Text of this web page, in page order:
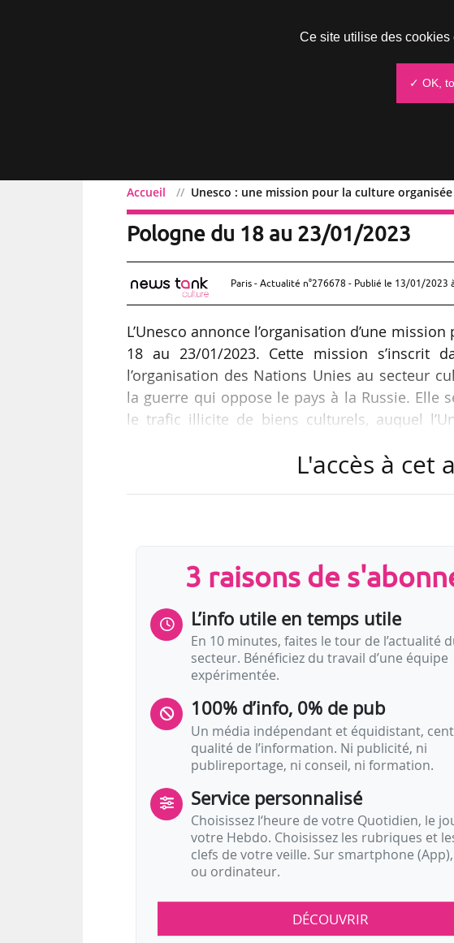
Accueil Unesco : une mission pour la culture
Unesco : une mission pour la
Pologne du 18 au 23/01/2023
Paris - Actualité n°276678 - Publié le 13/01/2023
L’Unesco annonce l’organisation d’une
18 au 23/01/2023. Cette mission s’inscrit
l’organisation des Nations Unies au secteur
la guerre qui oppose le pays à la Russie. Elle
le trafic illicite de biens culturels, auquel
artistes ukrainiens de poursuivre leurs
L'accès à cet
3 raisons de
L’info utile en temps utile
En 10 minutes, faites le tour de l’actualité
secteur. Bénéficiez du travail d’une équipe
expérimentée.
100% d’info, 0% de pub
Un média indépendant et équidistant,
qualité de l’information. Ni publicité, ni
publireportage, ni conseil, ni formation.
Service personnalisé
Choisissez l‘heure de votre Quotidien, le
votre Hebdo. Choisissez les rubriques et
clefs de votre veille. Sur smartphone
ou ordinateur.
DÉCOUVRIR
Ce site utilise des
✓ OK,